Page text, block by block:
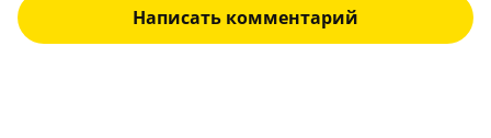
Написать комментарий